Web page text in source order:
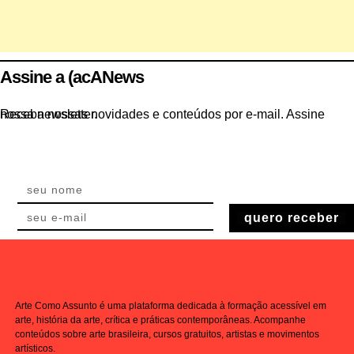
Assine a (acANews
Receba nossas novidades e conteúdos por e-mail. Assine nossa newsletter.
quero receber
Arte Como Assunto é uma plataforma dedicada à formação acessível em
arte, história da arte, crítica e práticas contemporâneas. Acompanhe
conteúdos sobre arte brasileira, cursos gratuitos, artistas e movimentos
artísticos.